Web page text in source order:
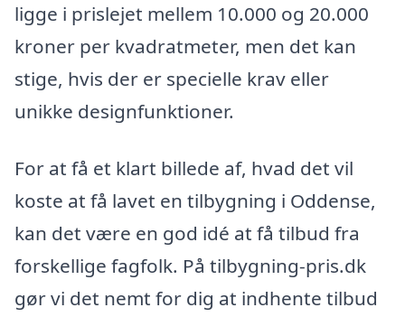
ligge i prislejet mellem 10.000 og 20.000
kroner per kvadratmeter, men det kan
stige, hvis der er specielle krav eller
unikke designfunktioner.
For at få et klart billede af, hvad det vil
koste at få lavet en tilbygning i Oddense,
kan det være en god idé at få tilbud fra
forskellige fagfolk. På tilbygning-pris.dk
gør vi det nemt for dig at indhente tilbud